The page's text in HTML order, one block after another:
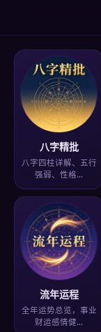
八字精批
八字四柱详解、五行
强弱、性格…
流年运程
全年运势总览，事业
财运感情健…